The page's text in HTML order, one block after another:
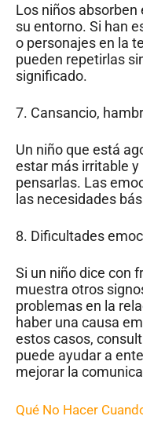
Los niños absorben
su entorno. Si han
o personajes en la
pueden repetirlas
significado.
7. Cansancio,
Un niño que está
estar más irritable y
pensarlas. Las
las necesidades
8. Dificultades
Si un niño dice con
muestra otros
problemas en la
haber una causa
estos casos,
puede ayudar a
mejorar la
Qué No Hacer